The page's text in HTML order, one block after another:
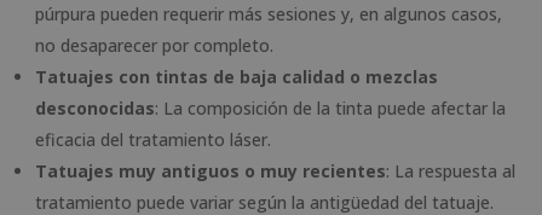
púrpura pueden requerir más sesiones y, en algunos casos,
no desaparecer por completo.
Tatuajes con tintas de baja calidad o mezclas
desconocidas: La composición de la tinta puede afectar la
eficacia del tratamiento láser.
Tatuajes muy antiguos o muy recientes: La respuesta al
tratamiento puede variar según la antigüedad del tatuaje.